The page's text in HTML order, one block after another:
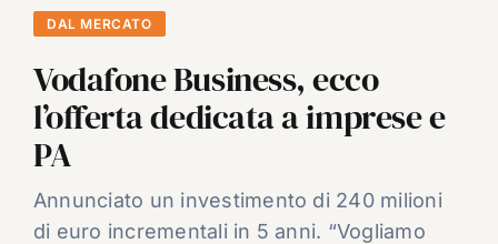
DAL MERCATO
CARRIERE
VIDEO
EVENTI
CHI SIAMO
DAL MERCATO
Vodafone Business, ecco
l’offerta dedicata a imprese e
PA
Annunciato un investimento di 240 milioni
di euro incrementali in 5 anni. “Vogliamo